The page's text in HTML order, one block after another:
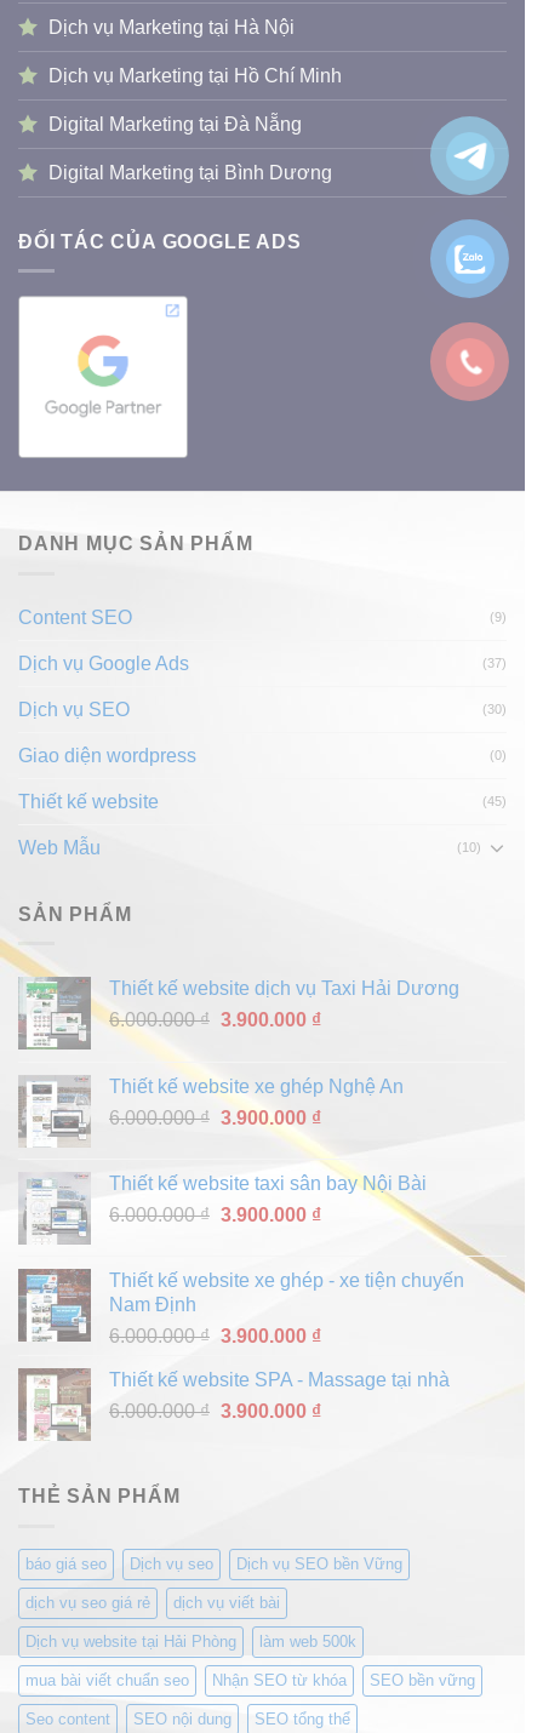
Dịch vụ Marketing tại Hà Nội
Dịch vụ Marketing tại Hồ Chí Minh
Digital Marketing tại Đà Nẵng
Digital Marketing tại Bình Dương
ĐỐI TÁC CỦA GOOGLE ADS
DANH MỤC SẢN PHẨM
Content SEO (9)
Dịch vụ Google Ads (37)
Dịch vụ SEO (30)
Giao diện wordpress (0)
Thiết kế website (45)
Web Mẫu (10)
SẢN PHẨM
Thiết kế website dịch vụ Taxi Hải Dương
6.000.000₫ Giá
6.000.000 ₫.
3.900.000 ₫Giá
là:
3.900.000 ₫.
Thiết kế website xe ghép Nghệ An
6.000.000₫ Giá
6.000.000 ₫.
3.900.000 ₫Giá
tại
là:
3.900.000 ₫.
Thiết kế website taxi sân bay Nội Bài
6.000.000₫ Giá
6.000.000 ₫.
3.900.000 ₫Giá
là:
Thiết kế website xe ghép - xe tiện chuyến
Nam Định
6.000.000₫ Giá
là:
6.000.000 ₫.
3.900.000 ₫Giá
tại
là:
Thiết kế website SPA - Massage tại nhà
6.000.000₫ Giá
3.900.000 ₫Giá
THẺ SẢN PHẨM
báo giá seo Dịch vụ seo Dịch vụ SEO bền Vững
dịch vụ seo giá rẻ dịch vụ viết bài
Dịch vụ website tại Hải Phòng làm web 500k
mua bài viết chuẩn seo Nhận SEO từ khóa SEO bền vững
Seo content SEO nội dung SEO tổng thể